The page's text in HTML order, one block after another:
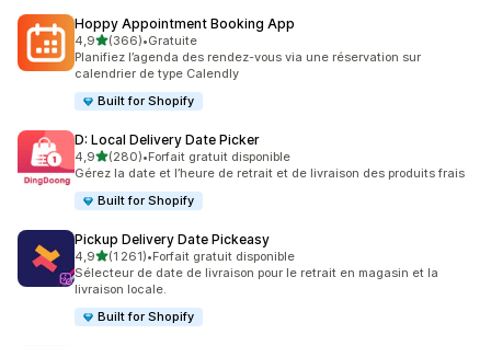
Hoppy Appointment Booking App
4,9étoile(s) sur 5
(366)
366 avis au total
•Gratuite
Planifiez l’agenda des rendez-vous via une réservation sur
calendrier de type Calendly
Built for Shopify
D: Local Delivery Date Picker
4,9étoile(s) sur 5
(280)
280 avis au total
•Forfait gratuit disponible
Gérez la date et l’heure de retrait et de livraison des produits frais
Built for Shopify
Pickup Delivery Date Pickeasy
4,9étoile(s) sur 5
(1 261)
1261 avis au total
•Forfait gratuit disponible
Sélecteur de date de livraison pour le retrait en magasin et la
livraison locale.
Built for Shopify